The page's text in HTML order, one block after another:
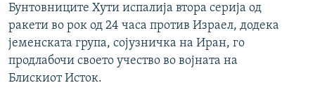
Бунтовниците Хути испалија втора серија од
ракети во рок од 24 часа против Израел, додека
јеменската група, сојузничка на Иран, го
продлабочи своето учество во војната на
Блискиот Исток.